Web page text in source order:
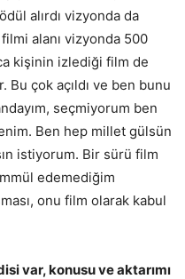
alırdı vizyonda da
alanı vizyonda 500
kişinin izlediği film de
Bu çok açıldı ve ben bunu
seçmiyorum ben
Ben hep millet gülsün
istiyorum. Bir sürü film
edemediğim
onu film olarak kabul
var, konusu ve aktarımı